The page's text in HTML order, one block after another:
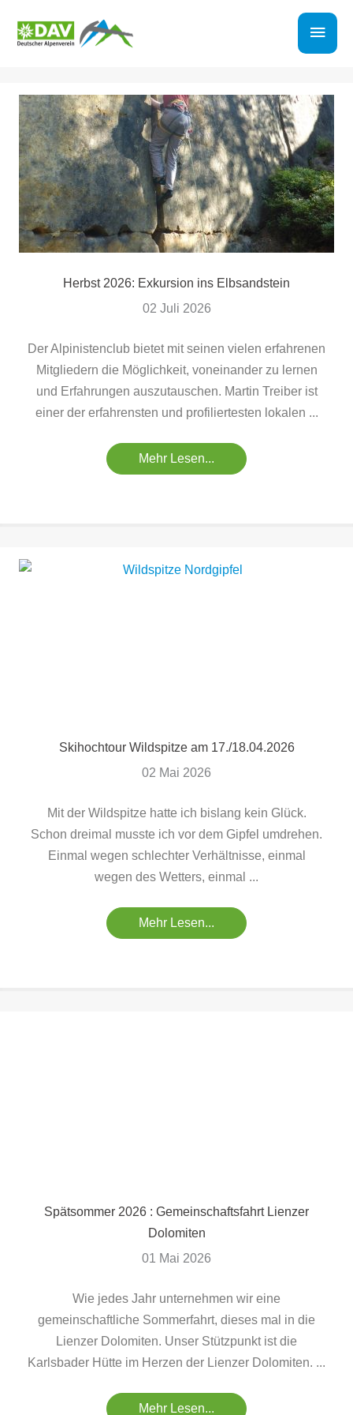
Inhalt
Herbst 2026: Exkursion ins Elbsandstein
02 Juli 2026
Der Alpinistenclub bietet mit seinen vielen erfahrenen
Mitgliedern die Möglichkeit, voneinander zu lernen
und Erfahrungen auszutauschen. Martin Treiber ist
einer der erfahrensten und profiliertesten lokalen ...
Mehr Lesen...
Skihochtour Wildspitze am 17./18.04.2026
02 Mai 2026
Mit der Wildspitze hatte ich bislang kein Glück.
Schon dreimal musste ich vor dem Gipfel umdrehen.
Einmal wegen schlechter Verhältnisse, einmal
wegen des Wetters, einmal ...
Mehr Lesen...
Spätsommer 2026 : Gemeinschaftsfahrt Lienzer
Dolomiten
01 Mai 2026
Wie jedes Jahr unternehmen wir eine
gemeinschaftliche Sommerfahrt, dieses mal in die
Lienzer Dolomiten. Unser Stützpunkt ist die
Karlsbader Hütte im Herzen der Lienzer Dolomiten. ...
Mehr Lesen...